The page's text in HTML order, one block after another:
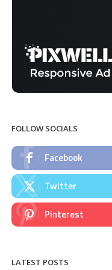
FOLLOW SOCIALS
Facebook
Twitter
Pinterest
LATEST POSTS